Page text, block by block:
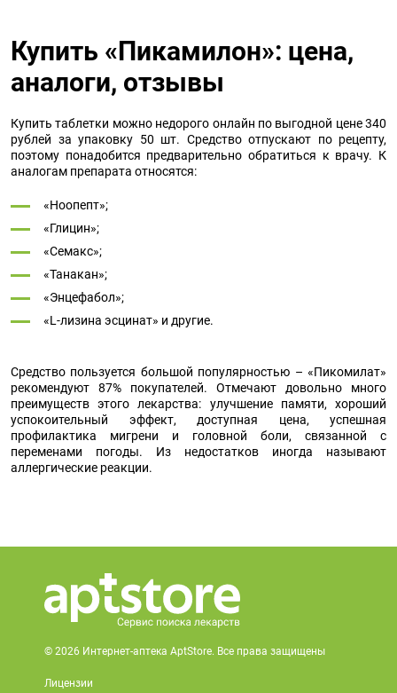
Купить «Пикамилон»: цена,
аналоги, отзывы
Купить таблетки можно недорого онлайн по выгодной цене 340
рублей за упаковку 50 шт. Средство отпускают по рецепту,
поэтому понадобится предварительно обратиться к врачу. К
аналогам препарата относятся:
«Ноопепт»;
«Глицин»;
«Семакс»;
«Танакан»;
«Энцефабол»;
«L-лизина эсцинат» и другие.
Средство пользуется большой популярностью – «Пикомилат»
рекомендуют 87% покупателей. Отмечают довольно много
преимуществ этого лекарства: улучшение памяти, хороший
успокоительный эффект, доступная цена, успешная
профилактика мигрени и головной боли, связанной с
переменами погоды. Из недостатков иногда называют
аллергические реакции.
© 2026 Интернет-аптека AptStore. Все права защищены
Лицензии